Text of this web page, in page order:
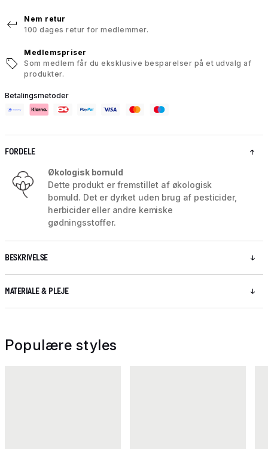
Nem retur
100 dages retur for medlemmer.
Medlemspriser
Som medlem får du eksklusive besparelser på et udvalg af
produkter.
Betalingsmetoder
FORDELE
Økologisk bomuld
Dette produkt er fremstillet af økologisk
bomuld. Det er dyrket uden brug af pesticider,
herbicider eller andre kemiske
gødningsstoffer.
BESKRIVELSE
MATERIALE & PLEJE
Populære styles